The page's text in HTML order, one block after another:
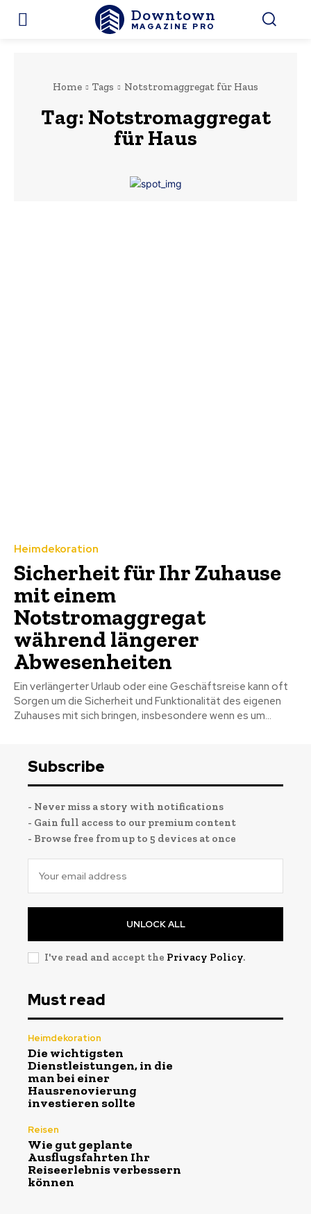
Downtown
MAGAZINE PRO
Home Tags Notstromaggregat für Haus
Tag: Notstromaggregat
für Haus
Heimdekoration
Sicherheit für Ihr Zuhause
mit einem
Notstromaggregat
während längerer
Abwesenheiten
Ein verlängerter Urlaub oder eine Geschäftsreise kann oft
Sorgen um die Sicherheit und Funktionalität des eigenen
Zuhauses mit sich bringen, insbesondere wenn es um...
Subscribe
- Never miss a story with notifications
- Gain full access to our premium content
- Browse free from up to 5 devices at once
UNLOCK ALL
I've read and accept the Privacy Policy.
Must read
Heimdekoration
Die wichtigsten
Dienstleistungen, in die
man bei einer
Hausrenovierung
investieren sollte
Reisen
Wie gut geplante
Ausflugsfahrten Ihr
Reiseerlebnis verbessern
können